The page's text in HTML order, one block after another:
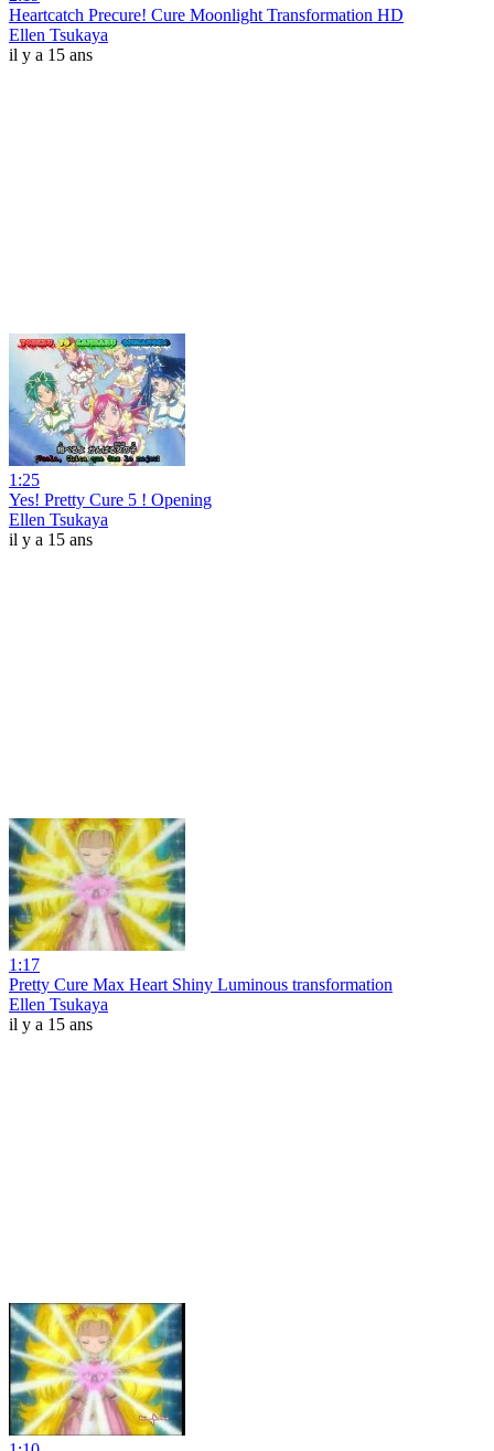
Heartcatch Precure! Cure Moonlight Transformation HD
Ellen Tsukaya
il y a 15 ans
1:25
Yes! Pretty Cure 5 ! Opening
Ellen Tsukaya
il y a 15 ans
1:17
Pretty Cure Max Heart Shiny Luminous transformation
Ellen Tsukaya
il y a 15 ans